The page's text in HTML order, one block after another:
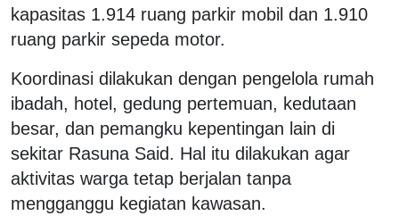
kapasitas 1.914 ruang parkir mobil dan 1.910
ruang parkir sepeda motor.
Koordinasi dilakukan dengan pengelola rumah
ibadah, hotel, gedung pertemuan, kedutaan
besar, dan pemangku kepentingan lain di
sekitar Rasuna Said. Hal itu dilakukan agar
aktivitas warga tetap berjalan tanpa
mengganggu kegiatan kawasan.